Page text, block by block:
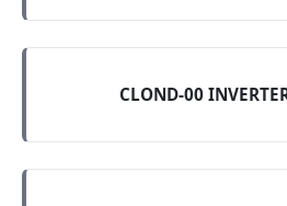
CLOND-00